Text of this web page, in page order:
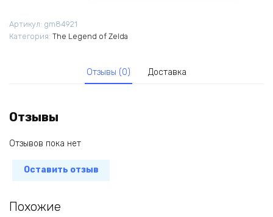
Zelda
Артикул: gm84921
Категория: The Legend of Zelda
Отзывы (0) Доставка
Отзывы
Отзывов пока нет
Оставить отзыв
Похожие